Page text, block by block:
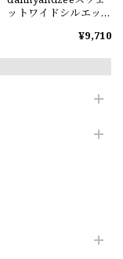
ットワイドシルエッ
¥9,710